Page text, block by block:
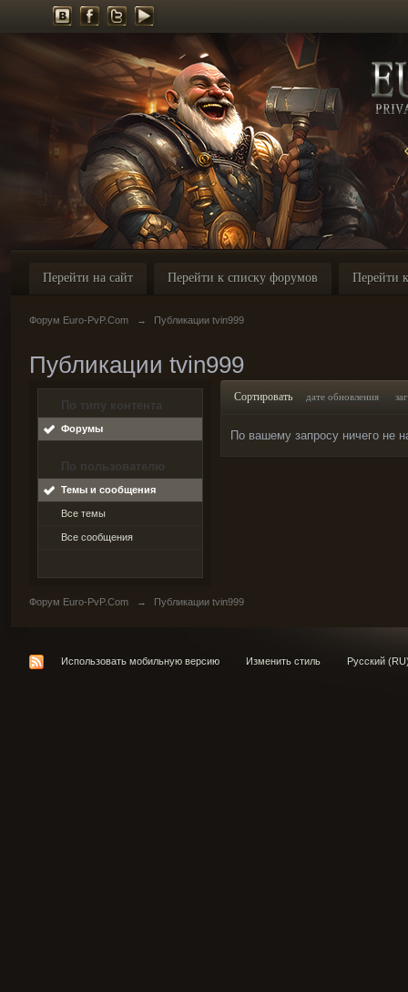
Перейти на сайт Перейти к списку форумов Перейти
Форум Euro-PvP.Com → Публикации tvin999
Публикации tvin999
По типу контента
Форумы
По пользователю
Темы и сообщения
Все темы
Все сообщения
Сортировать дате обновления
По вашему запросу ничего не
Форум Euro-PvP.Com → Публикации tvin999
Использовать мобильную версию Изменить стиль Русский